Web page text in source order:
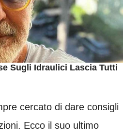
Sugli Idraulici Lascia Tutti
cercato di dare consigli
Ecco il suo ultimo